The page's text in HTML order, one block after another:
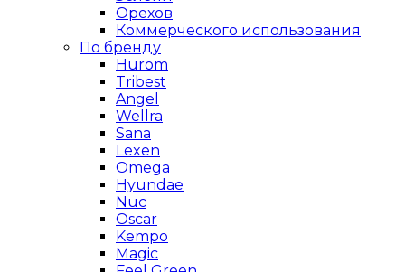
Орехов
Коммерческого использования
По бренду
Hurom
Tribest
Angel
Wellra
Sana
Lexen
Omega
Hyundae
Nuc
Oscar
Kempo
Magic